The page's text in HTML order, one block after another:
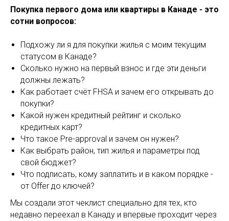
Покупка первого дома или квартиры в Канаде - это
сотни вопросов:
Подхожу ли я для покупки жилья с моим текущим
статусом в Канаде?
Сколько нужно на первый взнос и где эти деньги
должны лежать?
Как работает счёт FHSA и зачем его открывать до
покупки?
Какой нужен кредитный рейтинг и сколько
кредитных карт?
Что такое Pre-approval и зачем он нужен?
Как выбрать район, тип жилья и параметры под
свой бюджет?
Что подписать, кому заплатить и в каком порядке -
от Offer до ключей?
Мы создали этот чеклист специально для тех, кто
недавно переехал в Канаду и впервые проходит через